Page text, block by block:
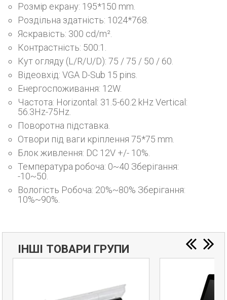
Розмір екрану: 195*150 mm.
Роздільна здатність: 1024*768.
Яскравість: 300 cd/m².
Контрастність: 500:1.
Кут огляду (L/R/U/D): 75 / 75 / 50 / 60.
Відеовхід: VGA D-Sub 15 pins.
Енергоспоживання: 12W.
Частота: Horizontal: 31.5-60.2 kHz Vertical:
56.3Hz-75Hz.
Поворотна підставка.
Отвори під ваги кріплення 75*75 mm.
Блок живлення: DC 12V +/- 10%.
Температура робоча: 0~40 Зберігання:
-10~50.
Вологість Робоча: 20%~80% Зберігання:
10%~90%.
ІНШІ ТОВАРИ ГРУПИ